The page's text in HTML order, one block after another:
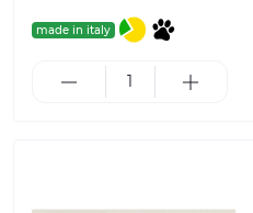
made in italy